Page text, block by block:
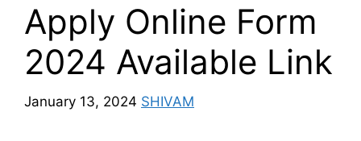
Apply Online Form
2024 Available Link
January 13, 2024 SHIVAM